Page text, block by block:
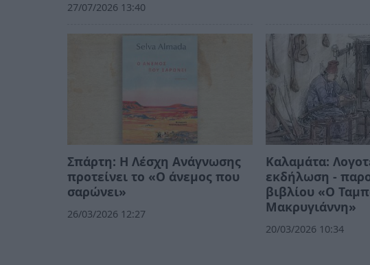
27/07/2026 13:40
Σπάρτη: Η Λέσχη Ανάγνωσης
προτείνει το «Ο άνεμος που
σαρώνει»
26/03/2026 12:27
Καλαμάτα:
εκδήλωση -
βιβλίου «Ο
Μακρυγιάννη»
20/03/2026 10:34